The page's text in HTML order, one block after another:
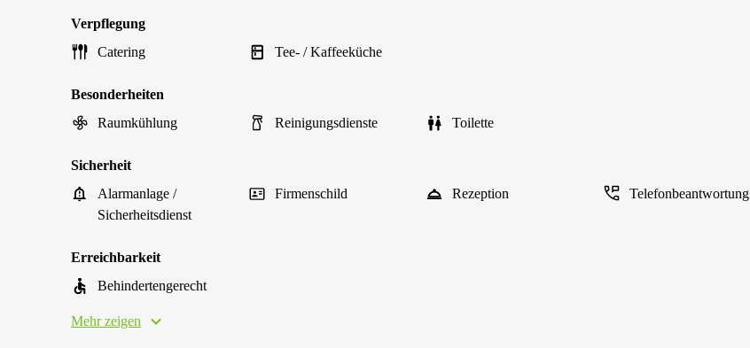
Verpflegung
Catering
Tee- / Kaffeeküche
Besonderheiten
Raumkühlung
Reinigungsdienste Toilette
Sicherheit
Alarmanlage /
Sicherheitsdienst
Firmenschild Rezeption Telefonbeantwortung
Erreichbarkeit
Behindertengerecht
Mehr zeigen